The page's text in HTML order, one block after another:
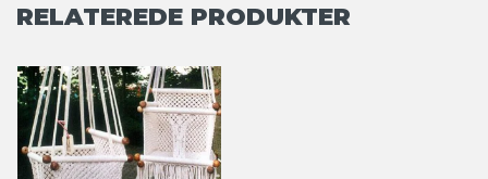
RELATEREDE PRODUKTER